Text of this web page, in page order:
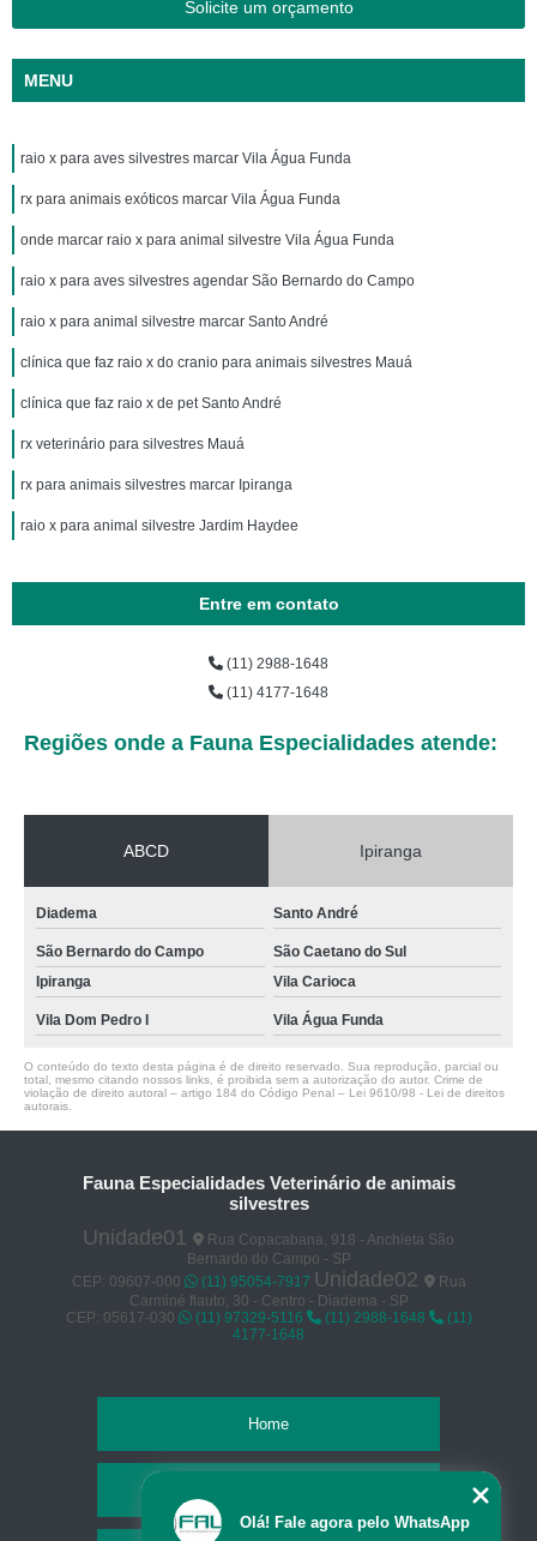
Solicite um orçamento
MENU
raio x para aves silvestres marcar Vila Água Funda
rx para animais exóticos marcar Vila Água Funda
onde marcar raio x para animal silvestre Vila Água Funda
raio x para aves silvestres agendar São Bernardo do Campo
raio x para animal silvestre marcar Santo André
clínica que faz raio x do cranio para animais silvestres Mauá
clínica que faz raio x de pet Santo André
rx veterinário para silvestres Mauá
rx para animais silvestres marcar Ipiranga
raio x para animal silvestre Jardim Haydee
Entre em contato
(11) 2988-1648
(11) 4177-1648
Regiões onde a Fauna Especialidades atende:
ABCD Ipiranga
Diadema Santo André
São Bernardo do Campo
São Caetano do Sul
Ipiranga
Vila Carioca
Vila Dom Pedro I Vila Água Funda
O conteúdo do texto desta página é de direito reservado. Sua reprodução, parcial ou
total, mesmo citando nossos links, é proibida sem a autorização do autor. Crime de
violação de direito autoral – artigo 184 do Código Penal – Lei 9610/98 - Lei de direitos
autorais
Fauna Especialidades Veterinário de animais
silvestres
Unidade01
Rua Copacabana, 918 - Anchieta São
Bernardo do Campo - SP
CEP: 09607-000
(11) 95054-7917 Unidade02
Rua
Carminé flauto, 30 - Centro - Diadema - SP
CEP: 05617-030
(11) 97329-5116 (11) 2988-1648
(11)
4177-1648
Home
Olá! Fale agora pelo WhatsApp